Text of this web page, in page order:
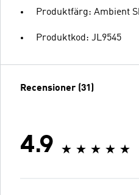
Produktfärg: Ambient
Produktkod: JL9545
Recensioner (31)
4.9